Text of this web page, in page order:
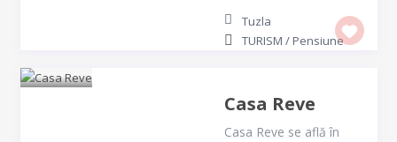
Tuzla
TURISM / Pensiune
Casa Reve
Casa Reve se află în